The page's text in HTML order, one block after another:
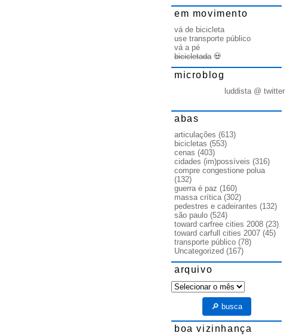
em movimento
vá de bicicleta
use transporte público
vá a pé
bicicletada💀
microblog
luddista @ twitter
abas
articulações (613)
bicicletas (553)
cenas (403)
cidades (im)possíveis (316)
compre congestione polua
(132)
guerra é paz (160)
massa crítica(302)
pedestres e cadeirantes (132)
são paulo (524)
toward carfree cities 2008 (23)
toward carfull cities 2007 (45)
transporte público (78)
Uncategorized (167)
arquivo
arquivo
🔎 busca
boa vizinhança